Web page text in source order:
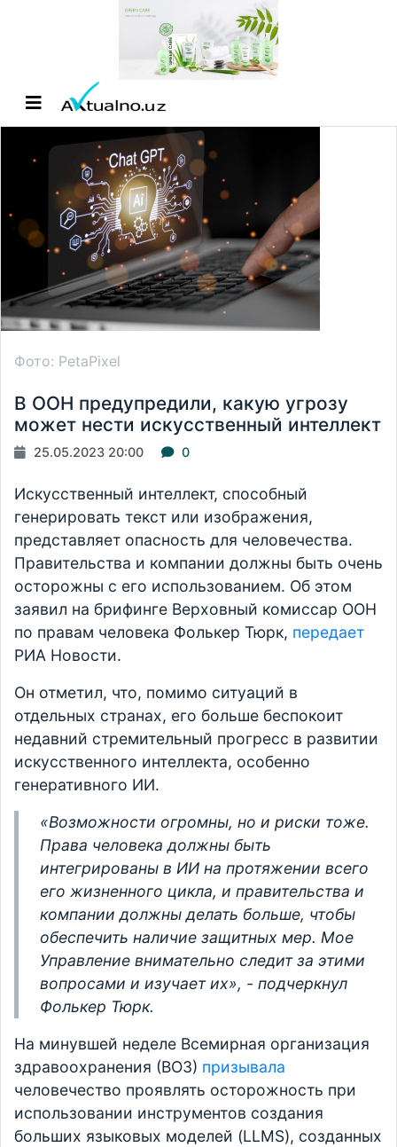
Фото: PetaPixel
В ООН предупредили, какую угрозу
может нести искусственный интеллект
25.05.2023 20:00 0
Искусственный интеллект, способный
генерировать текст или изображения,
представляет опасность для человечества.
Правительства и компании должны быть очень
осторожны с его использованием. Об этом
заявил на брифинге Верховный комиссар ООН
по правам человека Фолькер Тюрк, передает
РИА Новости.
Он отметил, что, помимо ситуаций в
отдельных странах, его больше беспокоит
недавний стремительный прогресс в развитии
искусственного интеллекта, особенно
генеративного ИИ.
«Возможности огромны, но и риски тоже.
Права человека должны быть
интегрированы в ИИ на протяжении всего
его жизненного цикла, и правительства и
компании должны делать больше, чтобы
обеспечить наличие защитных мер. Мое
Управление внимательно следит за этими
вопросами и изучает их», - подчеркнул
Фолькер Тюрк.
На минувшей неделе Всемирная организация
здравоохранения (ВОЗ) призывала
человечество проявлять осторожность при
использовании инструментов создания
больших языковых моделей (LLMS), созданных